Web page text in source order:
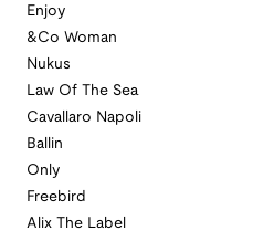
Enjoy
&Co Woman
Nukus
Law Of The Sea
Cavallaro Napoli
Ballin
Only
Freebird
Alix The Label